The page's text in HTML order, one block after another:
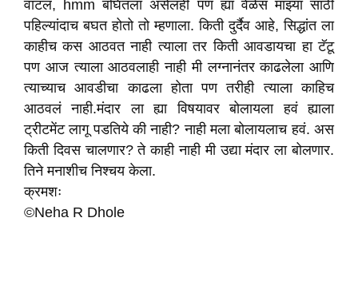
वाटलं, hmm बघितला असेलही पण ह्या वेळेस माझ्या साठी
पहिल्यांदाच बघत होतो तो म्हणाला. किती दुर्दैव आहे, सिद्धांत ला
काहीच कस आठवत नाही त्याला तर किती आवडायचा हा टॅटू
पण आज त्याला आठवलाही नाही मी लग्नानंतर काढलेला आणि
त्याच्याच आवडीचा काढला होता पण तरीही त्याला काहिच
आठवलं नाही.मंदार ला ह्या विषयावर बोलायला हवं ह्याला
ट्रीटमेंट लागू पडतिये की नाही? नाही मला बोलायलाच हवं. अस
किती दिवस चालणार? ते काही नाही मी उद्या मंदार ला बोलणार.
तिने मनाशीच निश्चय केला.
क्रमशः
©Neha R Dhole